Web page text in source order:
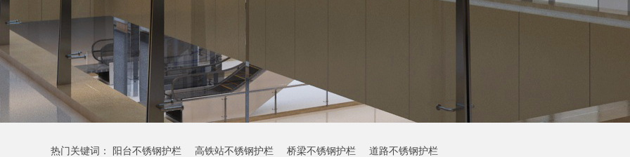
热门关键词： 阳台不锈钢护栏 高铁站不锈钢护栏 桥梁不锈钢护栏 道路不锈钢护栏